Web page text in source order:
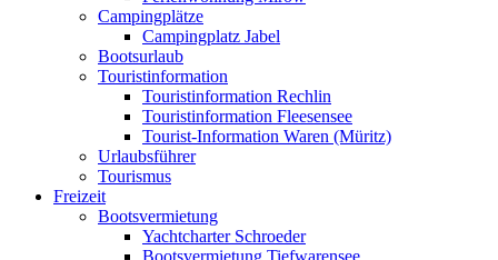
Campingplätze
Campingplatz Jabel
Bootsurlaub
Touristinformation
Touristinformation Rechlin
Touristinformation Fleesensee
Tourist-Information Waren (Müritz)
Urlaubsführer
Tourismus
Freizeit
Bootsvermietung
Yachtcharter Schroeder
Bootsvermietung Tiefwarensee